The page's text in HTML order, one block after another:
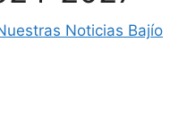
Noticias Bajío